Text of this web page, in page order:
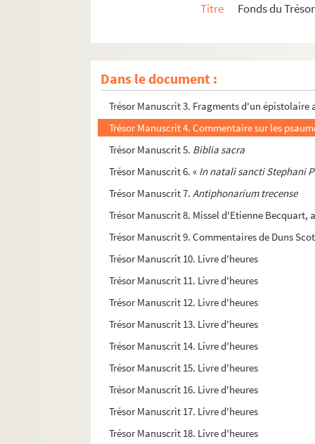
Titre
Fonds du
Dans le document :
Trésor Manuscrit 1. La Crucifixion, Scènes de
Trésor Manuscrit 2. Le Christ glorieux, entouré
Trésor Manuscrit 3. Fragments d'un épistolaire
Trésor Manuscrit 5. Biblia sacra
Trésor Manuscrit 6. « In natali sancti Stephani
Trésor Manuscrit 7.Antiphonarium trecense
Trésor Manuscrit 8. Missel d'Etienne Becquart,
Trésor Manuscrit 9. Commentaires de Duns
Trésor Manuscrit 10. Livre d'heures
Trésor Manuscrit 11. Livre d'heures
Trésor Manuscrit 12. Livre d'heures
Trésor Manuscrit 13. Livre d'heures
Trésor Manuscrit 14. Livre d'heures
Trésor Manuscrit 15. Livre d'heures
Trésor Manuscrit 16. Livre d'heures
Trésor Manuscrit 17. Livre d'heures
Trésor Manuscrit 18. Livre d'heures